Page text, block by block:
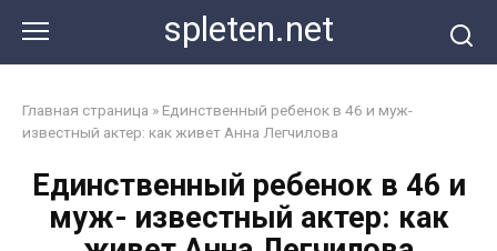
контенту
spleten.net
Главная страница » Единственный ребенок в 46 и муж-
известный актер: как живет Анна Легчилова
Единственный ребенок в 46 и
муж- известный актер: как